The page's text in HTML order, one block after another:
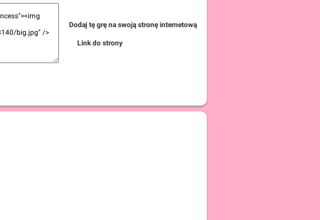
Dodaj tę grę na swoją stronę internetową
Link do strony